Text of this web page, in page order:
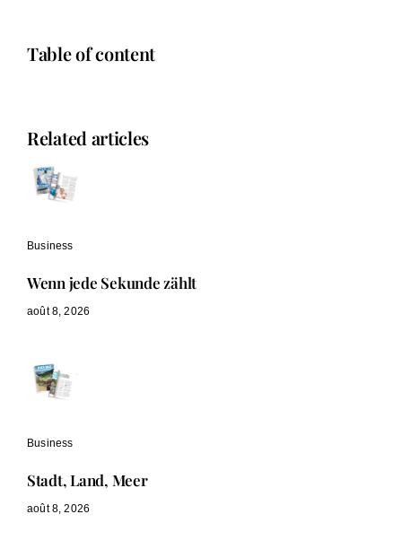
Table of content
Related articles
Business
Wenn jede Sekunde zählt
août 8, 2026
Business
Stadt, Land, Meer
août 8, 2026